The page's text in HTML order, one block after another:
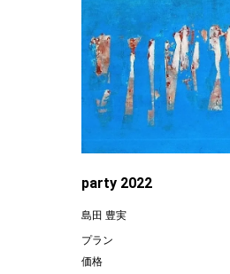
party 2022
島田 豊実
プラン
価格